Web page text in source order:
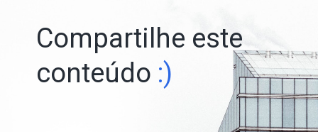
Compartilhe este
conteúdo :)